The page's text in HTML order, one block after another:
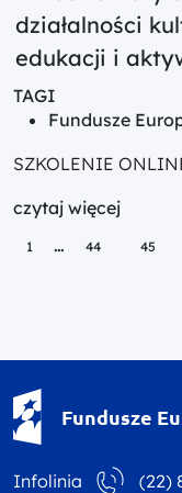
działalności
edukacji i
TAGI
Fundusze
SZKOLENIE
czytaj więcej
Posts navigation
1 … 44 45
Fundusze
Infolinia (22)